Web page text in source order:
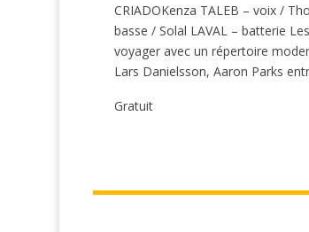
CRIADOKenza TALEB – voix /
basse / Solal LAVAL – batterie
voyager avec un répertoire
Lars Danielsson, Aaron Parks
Gratuit